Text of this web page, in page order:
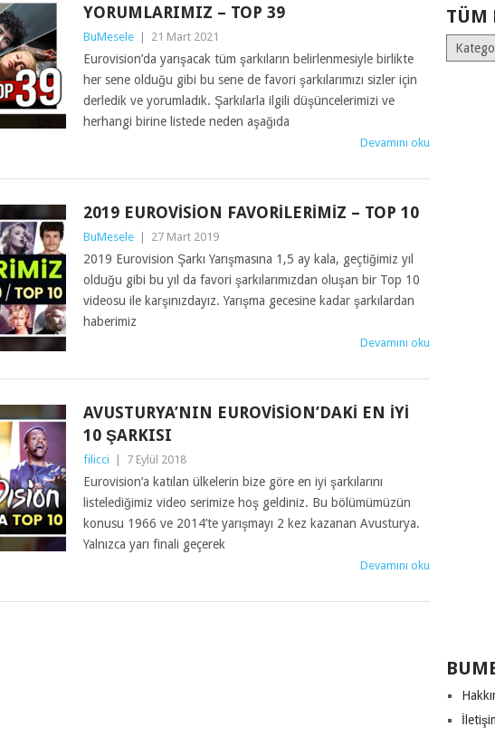
YORUMLARIMIZ – TOP 39
BuMesele 21 Mart 2021
Eurovision’da yarışacak tüm şarkıların belirlenmesiyle birlikte
her sene olduğu gibi bu sene de favori şarkılarımızı sizler için
derledik ve yorumladık. Şarkılarla ilgili düşüncelerimizi ve
herhangi birine listede neden aşağıda
Devamını oku
2019 EUROVISION FAVORILERIMIZ – TOP 10
BuMesele 27 Mart 2019
2019 Eurovision Şarkı Yarışmasına 1,5 ay kala, geçtiğimiz yıl
olduğu gibi bu yıl da favori şarkılarımızdan oluşan bir Top 10
videosu ile karşınızdayız. Yarışma gecesine kadar şarkılardan
haberimiz
Devamını oku
AVUSTURYA’NIN EUROVISION’DAKI EN İYI
10 ŞARKISI
filicci 7 Eylül 2018
Eurovision’a katılan ülkelerin bize göre en iyi şarkılarını
listelediğimiz video serimize hoş geldiniz. Bu bölümümüzün
konusu 1966 ve 2014’te yarışmayı 2 kez kazanan Avusturya.
Yalnızca yarı finali geçerek
Devamını oku
TÜM
Tüm